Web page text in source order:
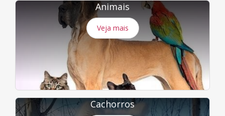
Animais
Veja mais
Cachorros